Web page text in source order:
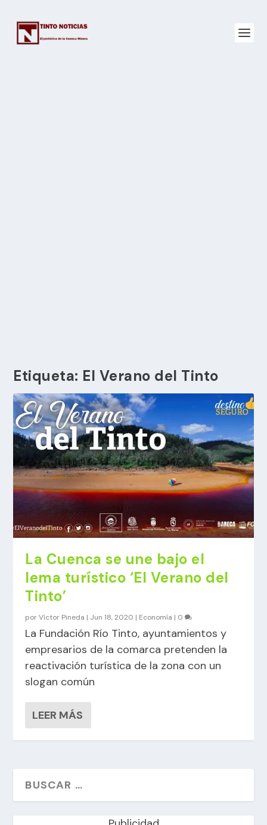
Etiqueta: El Verano del Tinto
La Cuenca se une bajo el
lema turístico ‘El Verano del
Tinto’
porVíctor Pineda | Jun 18, 2020 | Economía | 0
La Fundación Río Tinto, ayuntamientos y
empresarios de la comarca pretenden la
reactivación turística de la zona con un
slogan común
LEER MÁS